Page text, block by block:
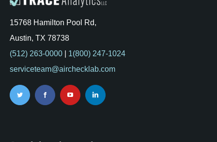
15768 Hamilton Pool Rd,
Austin, TX 78738
(512) 263-0000| 1(800) 247-1024
serviceteam@airchecklab.com